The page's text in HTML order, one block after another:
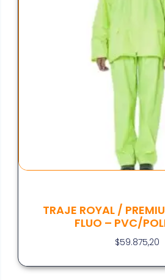
TRAJE ROYAL /
FLUO – PVC/
$59.875,20